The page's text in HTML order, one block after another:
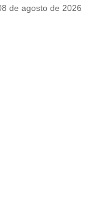
de agosto de 2026